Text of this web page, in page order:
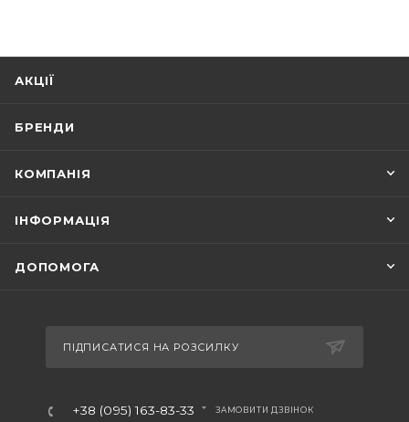
АКЦІЇ
БРЕНДИ
КОМПАНІЯ
ІНФОРМАЦІЯ
ДОПОМОГА
ПІДПИСАТИСЯ НА РОЗСИЛКУ
+38 (095) 163-83-33 ЗАМОВИТИ ДЗВІНОК